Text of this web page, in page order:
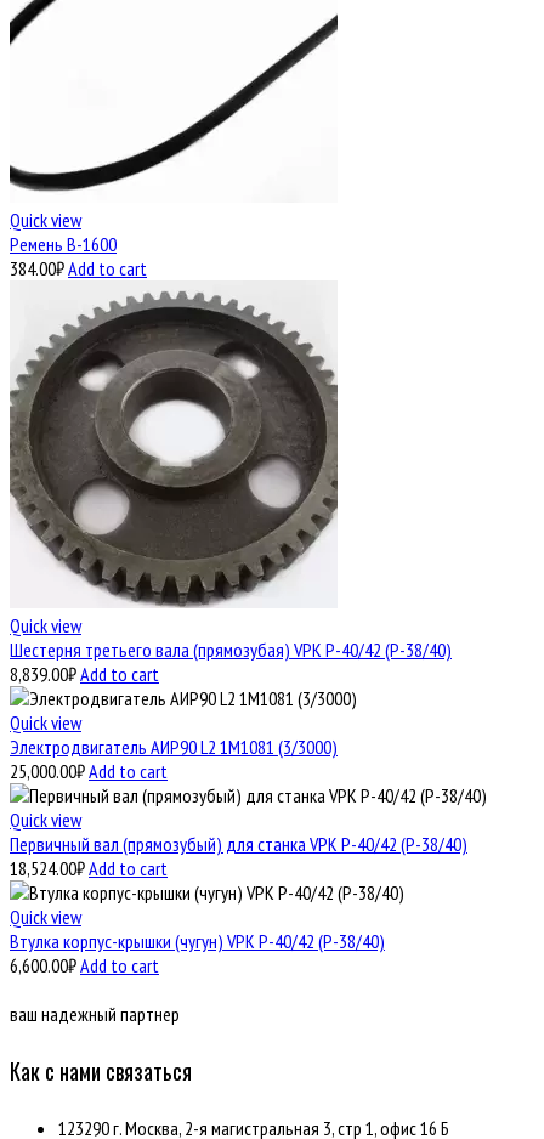
Quick view
Ремень В-1600
384.00₽Add to cart
Quick view
Шестерня третьего вала (прямозубая) VPK Р-40/42 (Р-38/40)
8,839.00₽Add to cart
Quick view
Электродвигатель АИР90 L2 1М1081 (3/3000)
25,000.00₽Add to cart
Quick view
Первичный вал (прямозубый) для станка VPK Р-40/42 (Р-38/40)
18,524.00₽Add to cart
Quick view
Втулка корпус-крышки (чугун) VPK Р-40/42 (Р-38/40)
6,600.00₽Add to cart
ваш надежный партнер
Как с нами связаться
123290 г. Москва, 2-я магистральная 3, стр 1, офис 16 Б